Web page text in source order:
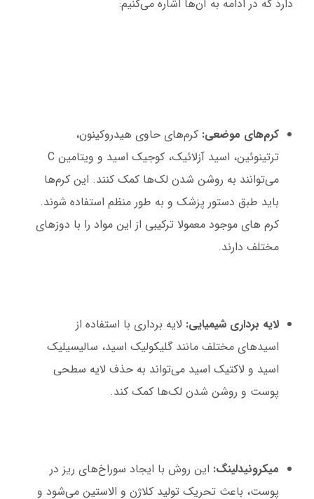
دارد که در ادامه به آن‌ها اشاره می‌کنیم:
کرم‌های موضعی: کرم‌های حاوی هیدروکینون،
ترتینوئین، اسید آزلائیک، کوجیک اسید و ویتامین C
می‌توانند به روشن شدن لک‌ها کمک کنند. این کرم‌ها
باید طبق دستور پزشک و به طور منظم استفاده شوند.
کرم های موجود معمولا ترکیبی از این مواد را با دوزهای
مختلف دارند.
لایه برداری شیمیایی: لایه برداری با استفاده از
اسیدهای مختلف مانند گلیکولیک اسید، سالیسیلیک
اسید و لاکتیک اسید می‌تواند به حذف لایه سطحی
پوست و روشن شدن لک‌ها کمک کند.
میکرونیدلینگ: این روش با ایجاد سوراخ‌های ریز در
پوست، باعث تحریک تولید کلاژن و الاستین می‌شود و